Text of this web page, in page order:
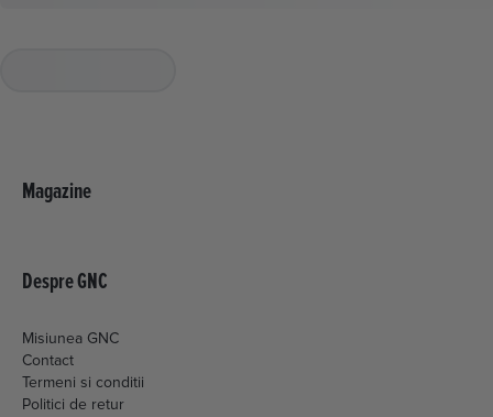
Magazine
Despre GNC
Misiunea GNC
Contact
Termeni si conditii
Politici de retur
Acest site foloseste cookie-uri. O
pentru ca anumite secțiuni din site să
funcționeze și au fost deja setate.